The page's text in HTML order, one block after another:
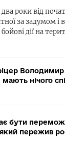
роки від
за задумом
дії на
нічого
бути
пережив